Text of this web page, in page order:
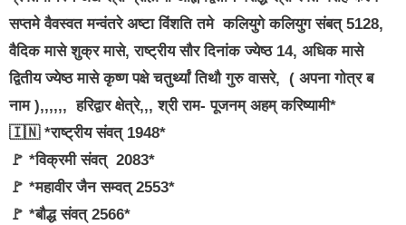
सप्तमे वैवस्वत मन्वंतरे अष्टा विंशति तमे कलियुगे कलियुग संबत् 5128,
वैदिक मासे शुक्र मासे, राष्ट्रीय सौर दिनांक ज्येष्ठ 14, अधिक मासे
द्वितीय ज्येष्ठ मासे कृष्ण पक्षे चतुर्थ्यां तिथौ गुरु वासरे, ( अपना गोत्र ब
नाम ),,,,,, हरिद्वार क्षेत्रे,,, श्री राम- पूजनम् अहम् करिष्यामी*
🇮🇳 *राष्ट्रीय संवत् 1948*
🚩 *विक्रमी संवत् 2083*
🚩 *महावीर जैन सम्वत् 2553*
🚩 *बौद्ध संवत् 2566*